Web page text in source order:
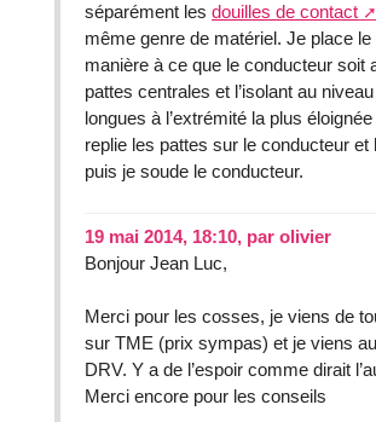
séparément les douilles de contact
même genre de matériel. Je place le
manière à ce que le conducteur soit
pattes centrales et l’isolant au
longues à l’extrémité la plus
replie les pattes sur le conducteur et
puis je soude le conducteur.
19 mai 2014, 18:10, par olivier
Bonjour Jean Luc,
Merci pour les cosses, je viens de
sur TME (prix sympas) et je viens
DRV. Y a de l’espoir comme dirait
Merci encore pour les conseils